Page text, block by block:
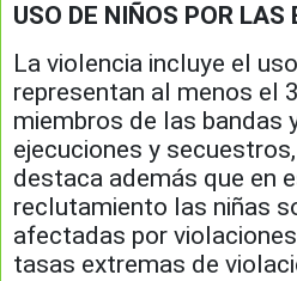
USO DE NIÑOS POR LAS
La violencia incluye el
representan al menos el
miembros de las bandas
ejecuciones y
destaca además que en
reclutamiento las niñas
afectadas por
tasas extremas de